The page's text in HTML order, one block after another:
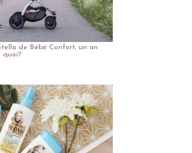
de Bébé Confort, un an
quoi?